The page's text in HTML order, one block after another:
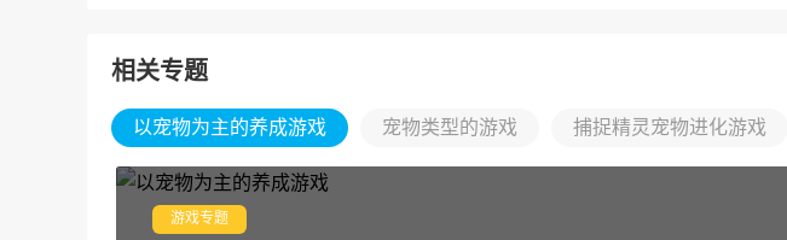
相关专题
以宠物为主的养成游戏 宠物类型的游戏 捕捉精灵宠物进化游戏
游戏专题